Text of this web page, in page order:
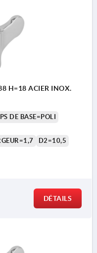
H=18 ACIER INOX.
DE BASE=POLI
D2=10,5
DÉTAILS